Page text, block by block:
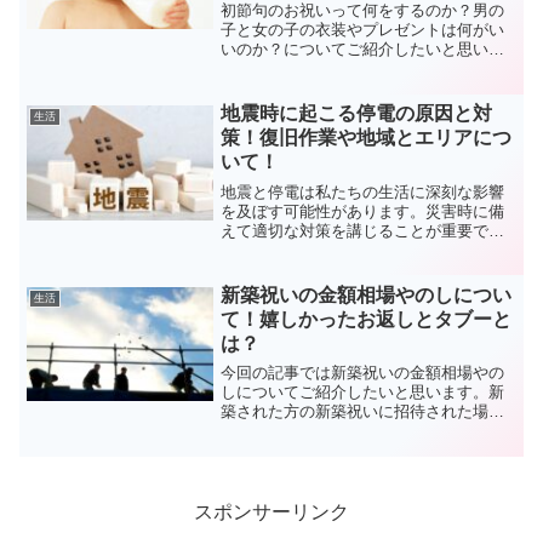
初節句のお祝いって何をするのか？男の
子と女の子の衣装やプレゼントは何がい
いのか？についてご紹介したいと思いま
す。では節句って何？何すればいいの？
プレゼントはいるの？等、疑...
生活
地震時に起こる停電の原因と対
策！復旧作業や地域とエリアにつ
いて！
地震と停電は私たちの生活に深刻な影響
を及ぼす可能性があります。災害時に備
えて適切な対策を講じることが重要です
今回の記事では、地震による停電への対
策方法や、地震発生時の安...
生活
新築祝いの金額相場やのしについ
て！嬉しかったお返しとタブーと
は？
今回の記事では新築祝いの金額相場やの
しについてご紹介したいと思います。新
築された方の新築祝いに招待された場合
スポンサーリンク